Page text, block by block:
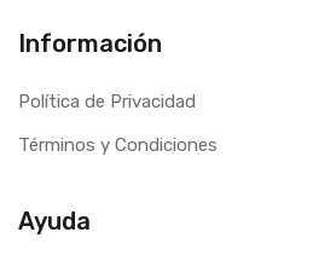
Información
Política de Privacidad
Términos y Condiciones
Ayuda